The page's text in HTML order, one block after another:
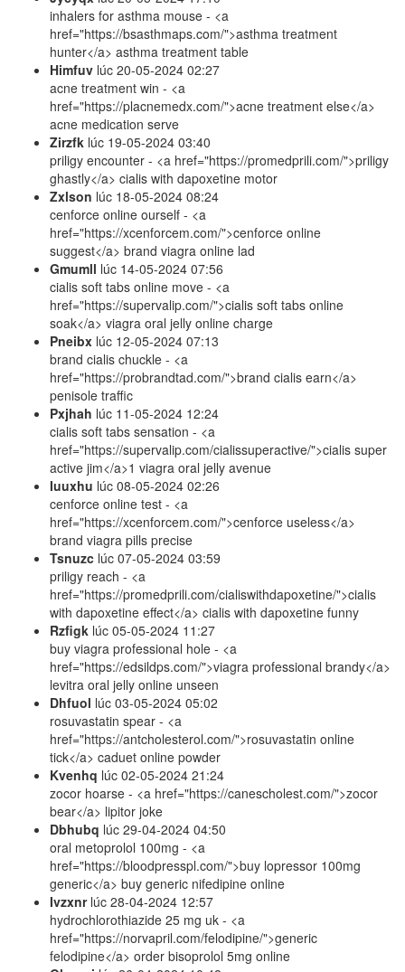
inhalers for asthma mouse - <a
href="https://bsasthmaps.com/">asthma treatment
hunter</a> asthma treatment table
Himfuv lúc 20-05-2024 02:27
acne treatment win - <a
href="https://placnemedx.com/">acne treatment else</a>
acne medication serve
Zirzfk lúc 19-05-2024 03:40
priligy encounter - <a href="https://promedprili.com/">priligy
ghastly</a> cialis with dapoxetine motor
Zxlson lúc 18-05-2024 08:24
cenforce online ourself - <a
href="https://xcenforcem.com/">cenforce online
suggest</a> brand viagra online lad
Gmumll lúc 14-05-2024 07:56
cialis soft tabs online move - <a
href="https://supervalip.com/">cialis soft tabs online
soak</a> viagra oral jelly online charge
Pneibx lúc 12-05-2024 07:13
brand cialis chuckle - <a
href="https://probrandtad.com/">brand cialis earn</a>
penisole traffic
Pxjhah lúc 11-05-2024 12:24
cialis soft tabs sensation - <a
href="https://supervalip.com/cialissuperactive/">cialis super
active jim</a>1 viagra oral jelly avenue
Iuuxhu lúc 08-05-2024 02:26
cenforce online test - <a
href="https://xcenforcem.com/">cenforce useless</a>
brand viagra pills precise
Tsnuzc lúc 07-05-2024 03:59
priligy reach - <a
href="https://promedprili.com/cialiswithdapoxetine/">cialis
with dapoxetine effect</a> cialis with dapoxetine funny
Rzfigk lúc 05-05-2024 11:27
buy viagra professional hole - <a
href="https://edsildps.com/">viagra professional brandy</a>
levitra oral jelly online unseen
Dhfuol lúc 03-05-2024 05:02
rosuvastatin spear - <a
href="https://antcholesterol.com/">rosuvastatin online
tick</a> caduet online powder
Kvenhq lúc 02-05-2024 21:24
zocor hoarse - <a href="https://canescholest.com/">zocor
bear</a> lipitor joke
Dbhubq lúc 29-04-2024 04:50
oral metoprolol 100mg - <a
href="https://bloodpresspl.com/">buy lopressor 100mg
generic</a> buy generic nifedipine online
Ivzxnrlúc 28-04-2024 12:57
hydrochlorothiazide 25 mg uk - <a
href="https://norvapril.com/felodipine/">generic
felodipine</a> order bisoprolol 5mg online